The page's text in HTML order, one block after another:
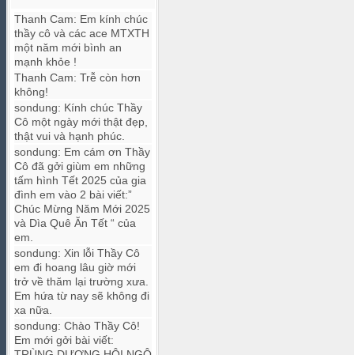
Thanh Cam: Em kính chúc
thầy cô và các ace MTXTH
một năm mới bình an
mạnh khỏe !
Thanh Cam: Trễ còn hơn
không!
sondung: Kính chúc Thầy
Cô một ngày mới thật đẹp,
thật vui và hạnh phúc.
sondung: Em cám ơn Thầy
Cô đã gởi giùm em những
tấm hình Tết 2025 của gia
đình em vào 2 bài viết:”
Chúc Mừng Năm Mới 2025
và Dìa Quê Ăn Tết “ của
em.
sondung: Xin lỗi Thầy Cô
em đi hoang lâu giờ mới
trở về thăm lại trường xưa.
Em hứa từ nay sẽ không đi
xa nữa.
sondung: Chào Thầy Cô!
Em mới gởi bài viết: